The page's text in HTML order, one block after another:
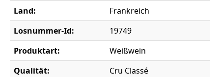
Land:
Frankreich
Losnummer-Id:
19749
Produktart:
Weißwein
Qualität:
Cru Classé